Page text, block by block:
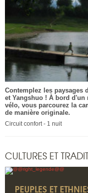
Contemplez les paysages
et Yangshuo ! À bord d'un
vélo, vous parcourez la
de manière originale.
Circuit confort - 1 nuit
CULTURES ET
PEUPLES ET